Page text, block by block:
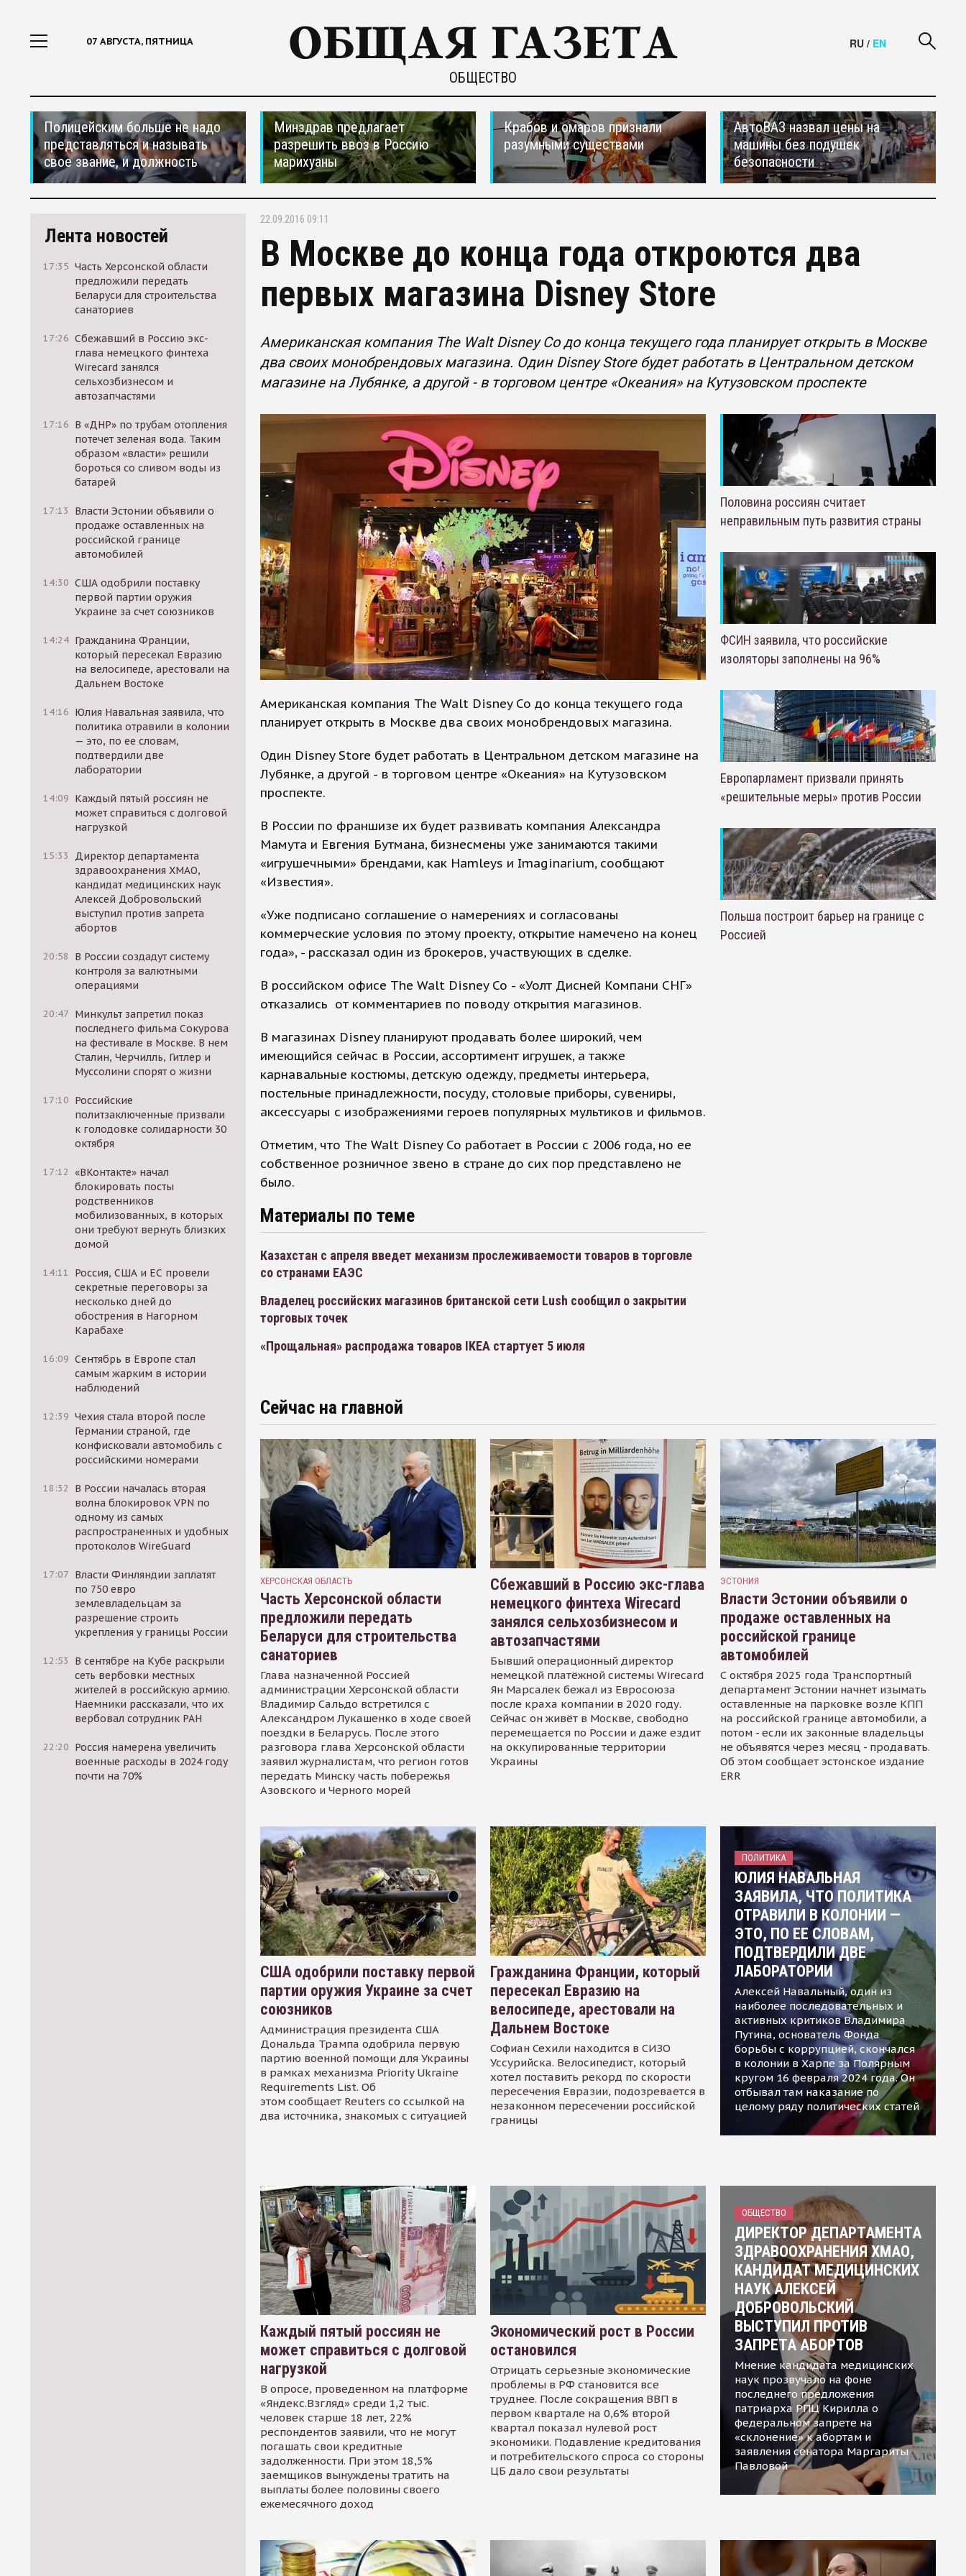
07 АВГУСТА, ПЯТНИЦА
ОБЩЕСТВО
RU / EN
Полицейским больше не надо
представляться и называть
свое звание, и должность
Минздрав предлагает
разрешить ввоз в Россию
марихуаны
Крабов и омаров признали
разумными существами
АвтоВАЗ назвал цены на
машины без подушек
безопасности
Лента новостей
17:35 Часть Херсонской области
предложили передать
Беларуси для строительства
санаториев
17:26 Сбежавший в Россию экс-
глава немецкого финтеха
Wirecard занялся
сельхозбизнесом и
автозапчастями
17:16 В «ДНР» по трубам отопления
потечет зеленая вода. Таким
образом «власти» решили
бороться со сливом воды из
батарей
17:13
Власти Эстонии объявили о
продаже оставленных на
российской границе
автомобилей
14:30 США одобрили поставку
первой партии оружия
Украине за счет союзников
14:24 Гражданина Франции,
который пересекал Евразию
на велосипеде, арестовали на
Дальнем Востоке
14:16 Юлия Навальная заявила, что
политика отравили в колонии
— это, по ее словам,
подтвердили две
лаборатории
14:09 Каждый пятый россиян не
может справиться с долговой
нагрузкой
15:33
Директор департамента
здравоохранения ХМАО,
кандидат медицинских наук
Алексей Добровольский
выступил против запрета
абортов
20:58
В России создадут систему
контроля за валютными
операциями
20:47 Минкульт запретил показ
последнего фильма Сокурова
на фестивале в Москве. В нем
Сталин, Черчилль, Гитлер и
Муссолини спорят о жизни
17:10 Российские
политзаключенные призвали
к голодовке солидарности 30
октября
17:12 «ВКонтакте» начал
блокировать посты
родственников
мобилизованных, в которых
они требуют вернуть близких
домой
14:11
Россия, США и ЕС провели
секретные переговоры за
несколько дней до
обострения в Нагорном
Карабахе
16:09 Сентябрь в Европе стал
самым жарким в истории
наблюдений
12:39 Чехия стала второй после
Германии страной, где
конфисковали автомобиль с
российскими номерами
18:32
В России началась вторая
волна блокировок VPN по
одному из самых
распространенных и удобных
протоколов WireGuard
17:07 Власти Финляндии заплатят
по 750 евро
землевладельцам за
разрешение строить
укрепления у границы России
12:53
В сентябре на Кубе раскрыли
сеть вербовки местных
жителей в российскую армию.
Наемники рассказали, что их
вербовал сотрудник РАН
22:20 Россия намерена увеличить
военные расходы в 2024 году
почти на 70%
22.09.2016 09:11
В Москве до конца года откроются два
первых магазина Disney Store
Американская компания The Walt Disney Co до конца текущего года планирует открыть в Москве
два своих монобрендовых магазина. Один Disney Store будет работать в Центральном детском
магазине на Лубянке, а другой - в торговом центре «Океания» на Кутузовском проспекте
Американская компания The Walt Disney Co до конца текущего года
планирует открыть в Москве два своих монобрендовых магазина.
Один Disney Store будет работать в Центральном детском магазине на
Лубянке, а другой - в торговом центре «Океания» на Кутузовском
проспекте.
В России по франшизе их будет развивать компания Александра
Мамута и Евгения Бутмана, бизнесмены уже занимаются такими
«игрушечными» брендами, как Hamleys и Imaginarium, сообщают
«Известия».
«Уже подписано соглашение о намерениях и согласованы
коммерческие условия по этому проекту, открытие намечено на конец
года», - рассказал один из брокеров, участвующих в сделке.
В российском офисе The Walt Disney Co - «Уолт Дисней Компани СНГ»
отказались от комментариев по поводу открытия магазинов.
В магазинах Disney планируют продавать более широкий, чем
имеющийся сейчас в России, ассортимент игрушек, а также
карнавальные костюмы, детскую одежду, предметы интерьера,
постельные принадлежности, посуду, столовые приборы, сувениры,
аксессуары с изображениями героев популярных мультиков и фильмов.
Отметим, что The Walt Disney Co работает в России с 2006 года, но ее
собственное розничное звено в стране до сих пор представлено не
было.
Материалы по теме
Казахстан с апреля введет механизм прослеживаемости товаров в торговле
со странами ЕАЭС
Владелец российских магазинов британской сети Lush сообщил о закрытии
торговых точек
«Прощальная» распродажа товаров IKEA стартует 5 июля
Половина россиян считает
неправильным путь развития страны
ФСИН заявила, что российские
изоляторы заполнены на 96%
Европарламент призвали принять
«решительные меры» против России
Польша построит барьер на границе с
Россией
Сейчас на главной
ХЕРСОНСКАЯ ОБЛАСТЬ
Часть Херсонской области
предложили передать
Беларуси для строительства
санаториев
Глава назначенной Россией
администрации Херсонской области
Владимир Сальдо встретился с
Александром Лукашенко в ходе своей
поездки в Беларусь. После этого
разговора глава Херсонской области
заявил журналистам, что регион готов
передать Минску часть побережья
Азовского и Черного морей
Сбежавший в Россию экс-глава
немецкого финтеха Wirecard
занялся сельхозбизнесом и
автозапчастями
Бывший операционный директор
немецкой платёжной системы Wirecard
Ян Марсалек бежал из Евросоюза
после краха компании в 2020 году.
Сейчас он живёт в Москве, свободно
перемещается по России и даже ездит
на оккупированные территории
Украины
ЭСТОНИЯ
Власти Эстонии объявили о
продаже оставленных на
российской границе
автомобилей
С октября 2025 года Транспортный
департамент Эстонии начнет изымать
оставленные на парковке возле КПП
на российской границе автомобили, а
потом - если их законные владельцы
не объявятся через месяц - продавать.
Об этом сообщает эстонское издание
ERR
США одобрили поставку первой
партии оружия Украине за счет
союзников
Администрация президента США
Дональда Трампа одобрила первую
партию военной помощи для Украины
в рамках механизма Priority Ukraine
Requirements List. Об
этом сообщает Reuters со ссылкой на
два источника, знакомых с ситуацией
Гражданина Франции, который
пересекал Евразию на
велосипеде, арестовали на
Дальнем Востоке
Софиан Сехили находится в СИЗО
Уссурийска. Велосипедист, который
хотел поставить рекорд по скорости
пересечения Евразии, подозревается в
незаконном пересечении российской
границы
ПОЛИТИКА
ЮЛИЯ НАВАЛЬНАЯ
ЗАЯВИЛА, ЧТО ПОЛИТИКА
ОТРАВИЛИ В КОЛОНИИ —
ЭТО, ПО ЕЕ СЛОВАМ,
ПОДТВЕРДИЛИ ДВЕ
ЛАБОРАТОРИИ
Алексей Навальный, один из
наиболее последовательных и
активных критиков Владимира
Путина, основатель Фонда
борьбы с коррупцией, скончался
в колонии в Харпе за Полярным
кругом 16 февраля 2024 года. Он
отбывал там наказание по
целому ряду политических статей
Каждый пятый россиян не
может справиться с долговой
нагрузкой
В опросе, проведенном на платформе
«Яндекс.Взгляд» среди 1,2 тыс.
человек старше 18 лет, 22%
респондентов заявили, что не могут
погашать свои кредитные
задолженности. При этом 18,5%
заемщиков вынуждены тратить на
выплаты более половины своего
ежемесячного доход
Экономический рост в России
остановился
Отрицать серьезные экономические
проблемы в РФ становится все
труднее. После сокращения ВВП в
первом квартале на 0,6% второй
квартал показал нулевой рост
экономики. Подавление кредитования
и потребительского спроса со стороны
ЦБ дало свои результаты
ОБЩЕСТВО
ДИРЕКТОР ДЕПАРТАМЕНТА
ЗДРАВООХРАНЕНИЯ ХМАО,
КАНДИДАТ МЕДИЦИНСКИХ
НАУК АЛЕКСЕЙ
ДОБРОВОЛЬСКИЙ
ВЫСТУПИЛ ПРОТИВ
ЗАПРЕТА АБОРТОВ
Мнение кандидата медицинских
наук прозвучало на фоне
последнего предложения
патриарха РПЦ Кирилла о
федеральном запрете на
«склонение» к абортам и
заявления сенатора Маргариты
Павловой